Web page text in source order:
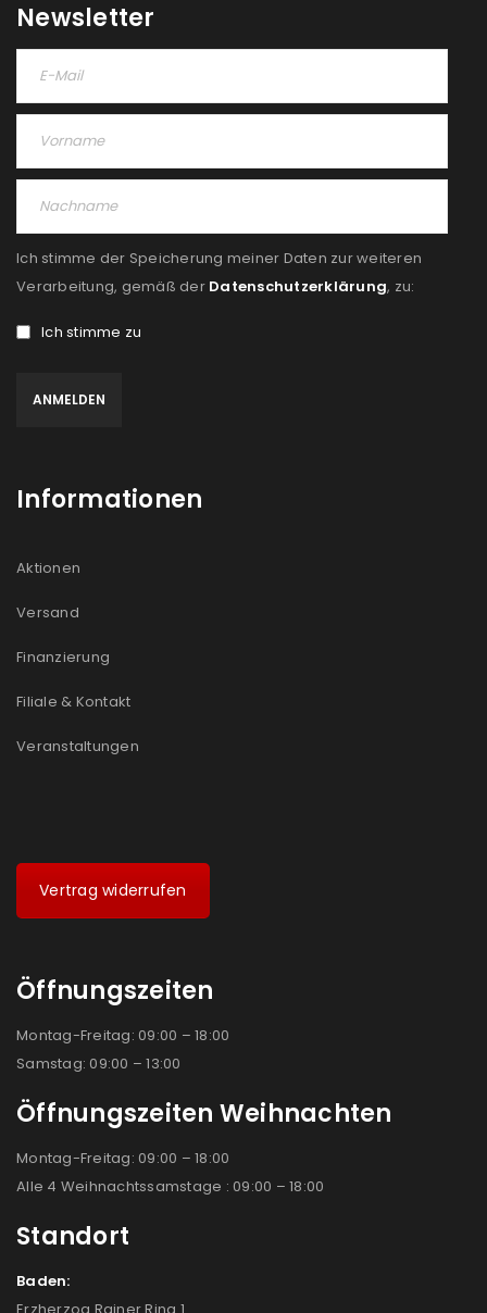
Newsletter
Ich stimme der Speicherung meiner Daten zur weiteren
Verarbeitung, gemäß der Datenschutzerklärung, zu:
Ich stimme zu
Informationen
Aktionen
Versand
Finanzierung
Filiale & Kontakt
Veranstaltungen
Vertrag widerrufen
Öffnungszeiten
Montag-Freitag: 09:00 – 18:00
Samstag: 09:00 – 13:00
Öffnungszeiten Weihnachten
Montag-Freitag: 09:00 – 18:00
Alle 4 Weihnachtssamstage : 09:00 – 18:00
Standort
Baden: